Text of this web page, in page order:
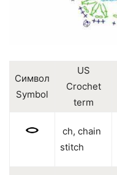
Символ
Symbol
US
Crochet
term
ch, chain
stitch